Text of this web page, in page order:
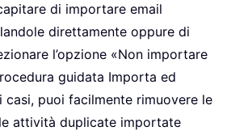
di importare email
direttamente oppure di
l’opzione «Non importare
guidata Importa ed
casi, puoi facilmente rimuovere le
attività duplicate importate